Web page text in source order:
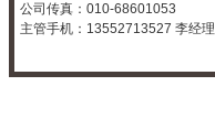
公司传真：010-68601053
主管手机：13552713527 李经理